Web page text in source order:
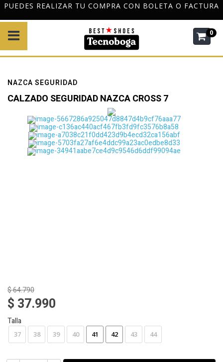
PUEDES REALIZAR TU COMPRA CON BOLETA O FACTURA
0
NAZCA SEGURIDAD
CALZADO SEGURIDAD NAZCA CROSS 7
$ 64.790
$ 37.990
Talla
37 38 39 40 41 42 43 44